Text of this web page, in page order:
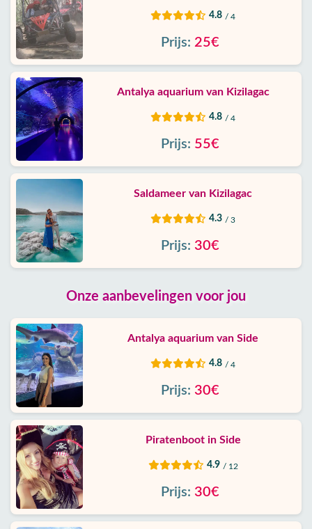
4.8 / 4
Prijs: 25€
Antalya aquarium van Kizilagac
4.8 / 4
Prijs: 55€
Saldameer van Kizilagac
4.3 / 3
Prijs: 30€
Onze aanbevelingen voor jou
Antalya aquarium van Side
4.8 / 4
Prijs: 30€
Piratenboot in Side
4.9 / 12
Prijs: 30€